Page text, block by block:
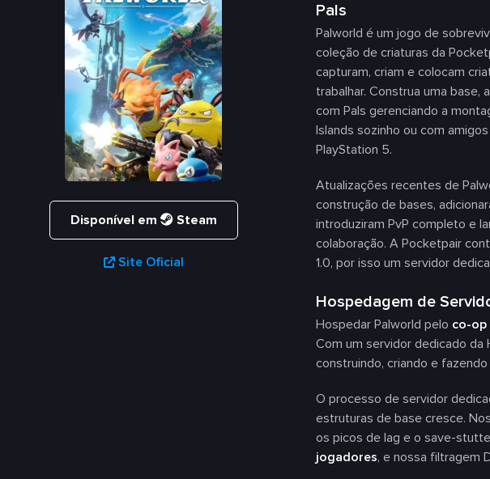
Disponível em Steam
Site Oficial
Pals
Palworld é um jogo de
coleção de criaturas da
capturam, criam e colocam
trabalhar. Construa uma base,
com Pals gerenciando a
Islands sozinho ou com
PlayStation 5.
Atualizações recentes de
construção de bases,
introduziram PvP completo e
colaboração. A Pocketpair
1.0, por isso um servidor
Hospedagem de
Hospedar Palworld pelo co-
Com um servidor dedicado da
construindo, criando e
O processo de servidor
estruturas de base cresce.
os picos de lag e o save-
jogadores, e nossa filtragem